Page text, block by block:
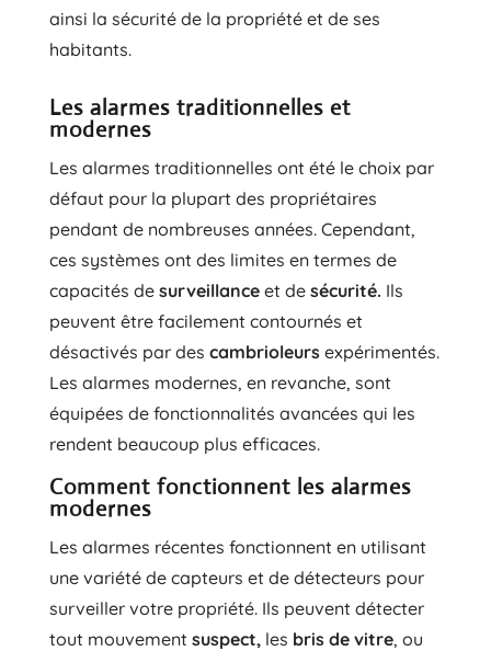
ainsi la sécurité de la propriété et de ses
habitants.
Les alarmes traditionnelles et
modernes
Les alarmes traditionnelles ont été le choix par
défaut pour la plupart des propriétaires
pendant de nombreuses années. Cependant,
ces systèmes ont des limites en termes de
capacités de surveillanceet de sécurité. Ils
peuvent être facilement contournés et
désactivés par des cambrioleursexpérimentés.
Les alarmes modernes, en revanche, sont
équipées de fonctionnalités avancées qui les
rendent beaucoup plus efficaces.
Comment fonctionnent les alarmes
modernes
Les alarmes récentes fonctionnent en utilisant
une variété de capteurs et de détecteurs pour
surveiller votre propriété. Ils peuvent détecter
tout mouvement suspect, les bris de vitre, ou